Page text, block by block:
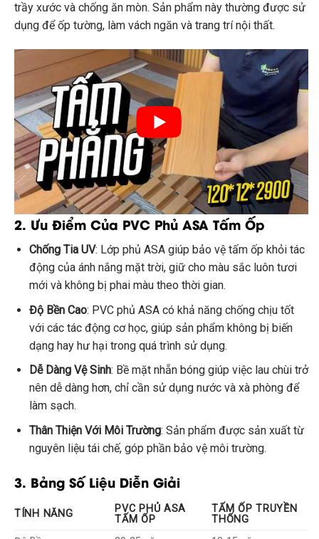
trầy xước và chống ăn mòn. Sản phẩm này thường được sử
dụng để ốp tường, làm vách ngăn và trang trí nội thất.
2. Ưu Điểm Của PVC Phủ ASA Tấm Ốp
Chống Tia UV: Lớp phủ ASA giúp bảo vệ tấm ốp khỏi tác
động của ánh nắng mặt trời, giữ cho màu sắc luôn tươi
mới và không bị phai màu theo thời gian.
Độ Bền Cao: PVC phủ ASA có khả năng chống chịu tốt
với các tác động cơ học, giúp sản phẩm không bị biến
dạng hay hư hại trong quá trình sử dụng.
Dễ Dàng Vệ Sinh: Bề mặt nhẵn bóng giúp việc lau chùi trở
nên dễ dàng hơn, chỉ cần sử dụng nước và xà phòng để
làm sạch.
Thân Thiện Với Môi Trường: Sản phẩm được sản xuất từ
nguyên liệu tái chế, góp phần bảo vệ môi trường.
3. Bảng Số Liệu Diễn Giải
TÍNH NĂNG
PVC PHỦ ASA
TẤM ỐP
TẤM ỐP TRUYỀN
THỐNG